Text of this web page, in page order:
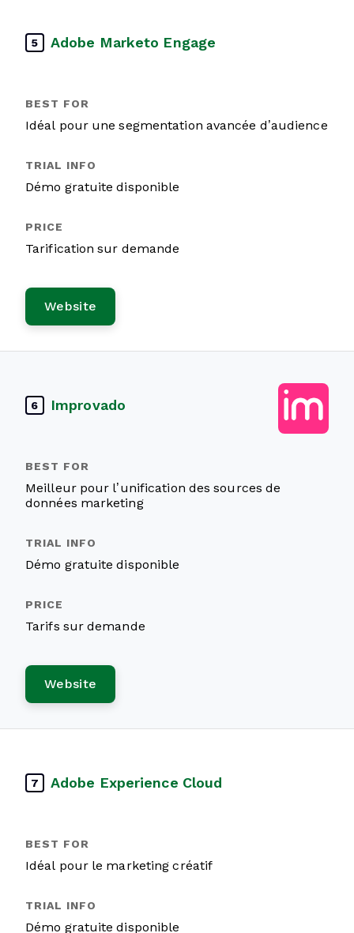
5 Adobe Marketo Engage
Idéal pour une segmentation avancée d’audience
Démo gratuite disponible
Tarification sur demande
Website
6 Improvado
Meilleur pour l’unification des sources de
données marketing
Démo gratuite disponible
Tarifs sur demande
Website
7 Adobe Experience Cloud
Idéal pour le marketing créatif
Démo gratuite disponible